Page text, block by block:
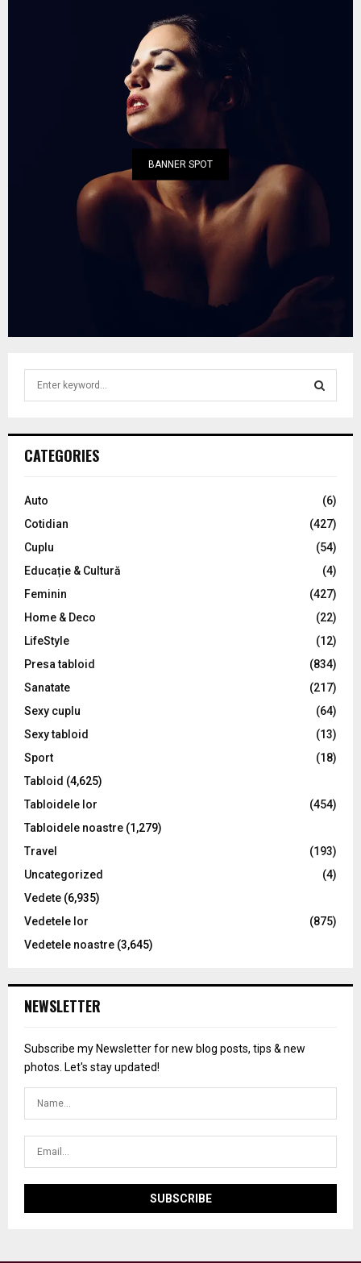
BANNER SPOT
h
o
:
C
CATEGORIES
Auto
(6)
Cotidian
(427)
Cuplu
(54)
Educație & Cultură
(4)
Feminin
(427)
Home & Deco
(22)
LifeStyle
(12)
Presa tabloid
(834)
Sanatate
(217)
Sexy cuplu
(64)
Sexy tabloid
(13)
Sport
(18)
Tabloid (4,625)
Tabloidele lor
(454)
Tabloidele noastre (1,279)
Travel
(193)
Uncategorized
(4)
Vedete (6,935)
Vedetele lor
(875)
Vedetele noastre (3,645)
NEWSLETTER
Subscribe my Newsletter for new blog posts, tips & new
photos. Let's stay updated!